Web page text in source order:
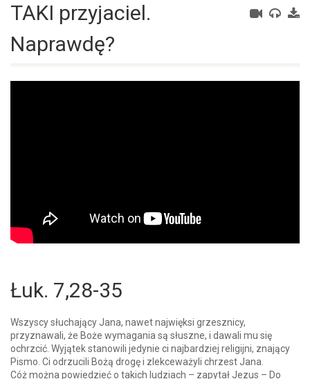
TAKI przyjaciel.
Naprawdę?
Łuk. 7,28-35
Wszyscy słuchający Jana, nawet najwięksi grzesznicy,
przyznawali, że Boże wymagania są słuszne, i dawali mu się
ochrzcić. Wyjątek stanowili jedynie ci najbardziej religijni, znający
Pismo. Ci odrzucili Bożą drogę i zlekceważyli chrzest Jana.
Cóż można powiedzieć o takich ludziach – zapytał Jezus – Do